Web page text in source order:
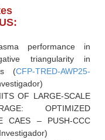
performance in
triangularity in
(CFP-TRED-AWP25-
OF LARGE-SCALE
OPTIMIZED
CAES – PUSH-CCC